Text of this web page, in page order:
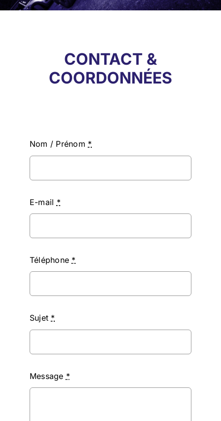
Environnement
CONTACT &
COORDONNÉES
Nom / Prénom *
E-mail *
Téléphone *
Sujet *
Message *